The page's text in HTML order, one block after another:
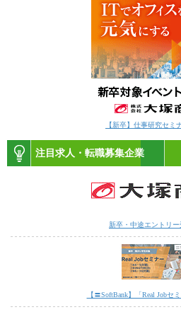
【新卒】仕事研究セミ
注目求人・転職募集企業
新卒・中途エントリー
【〓SoftBank】「Real Jobセ